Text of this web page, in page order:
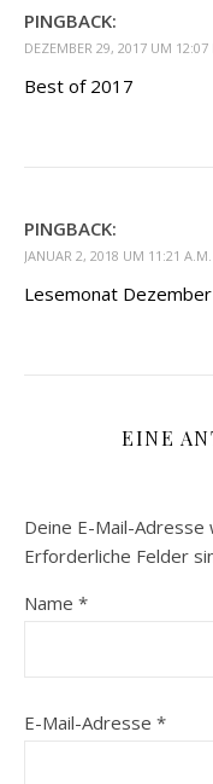
PINGBACK:
DEZEMBER 29, 2017 UM 12:07
Best of 2017
PINGBACK:
JANUAR 2, 2018 UM 11:21 A.M.
Lesemonat Dezember
EINE
Deine E-Mail-
Erforderliche Felder
Name *
E-Mail-Adresse *